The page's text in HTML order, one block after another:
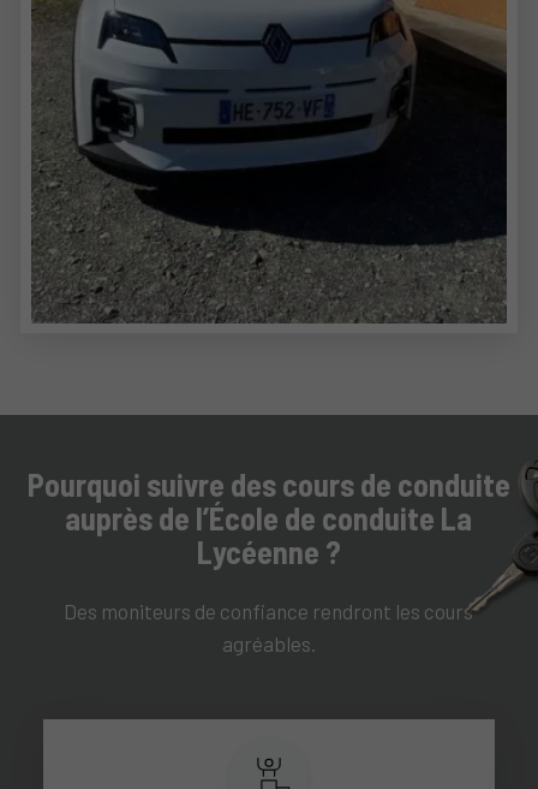
Pourquoi suivre des cours de conduite
auprès de l’École de conduite La
Lycéenne ?
Des moniteurs de confiance rendront les cours
agréables.